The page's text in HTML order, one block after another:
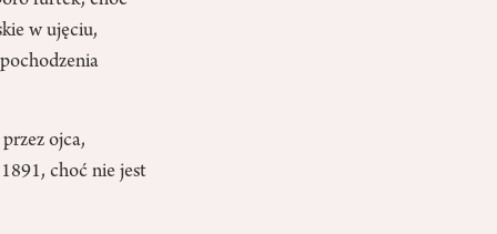
w ujęciu,
ojca,
choć nie jest